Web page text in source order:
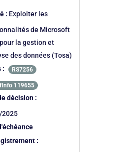
: Exploiter les
de Microsoft
la gestion et
des données (Tosa)
:
RS7256
119655
décision :
: